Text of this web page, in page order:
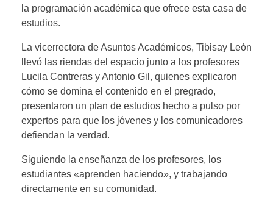
la programación académica que ofrece esta casa de
estudios.
La vicerrectora de Asuntos Académicos, Tibisay León
llevó las riendas del espacio junto a los profesores
Lucila Contreras y Antonio Gil, quienes explicaron
cómo se domina el contenido en el pregrado,
presentaron un plan de estudios hecho a pulso por
expertos para que los jóvenes y los comunicadores
defiendan la verdad.
Siguiendo la enseñanza de los profesores, los
estudiantes «aprenden haciendo», y trabajando
directamente en su comunidad.